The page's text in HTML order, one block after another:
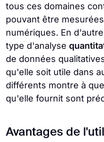
tous ces domaines
pouvant être
numériques. En
type d'analyse
de données
qu'elle soit utile dans
différents montre à
qu'elle fournit sont
Avantages de